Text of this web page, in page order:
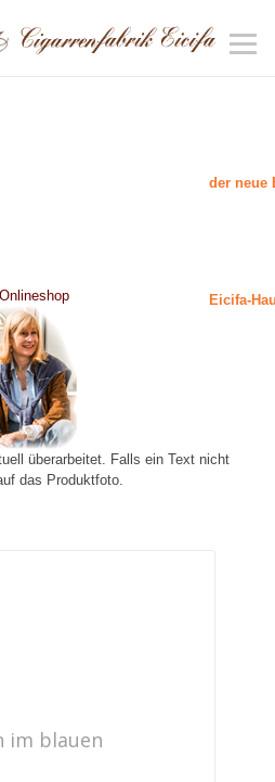
Onlineshop
der neue
Eicifa-
überarbeitet. Falls ein Text nicht
das Produktfoto.
im blauen